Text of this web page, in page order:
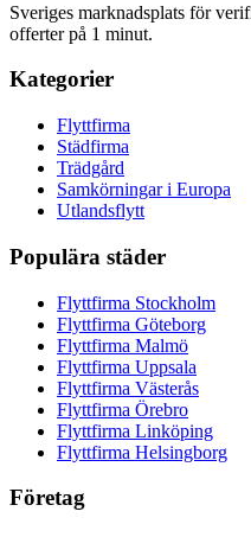
Sveriges marknadsplats för
offerter på 1 minut.
Kategorier
Flyttfirma
Städfirma
Trädgård
Samkörningar i Europa
Utlandsflytt
Populära städer
Flyttfirma Stockholm
Flyttfirma Göteborg
Flyttfirma Malmö
Flyttfirma Uppsala
Flyttfirma Västerås
Flyttfirma Örebro
Flyttfirma Linköping
Flyttfirma Helsingborg
Företag